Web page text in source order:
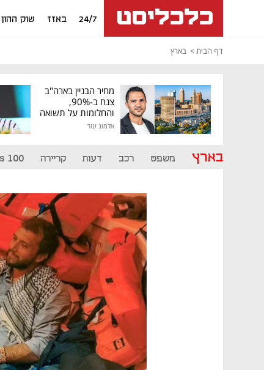
24/7 באזז שוק ההון
דף הבית בארץ
מחיר הבניין בארה"ב
צנח ב-90%,
והחלומות על תשואה
גבוהה התנפצו
אלמוג עזר
בארץ משפט רכב דעות קריירה 100